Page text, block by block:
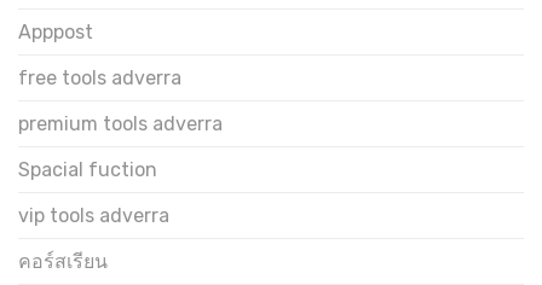
Apppost
free tools adverra
premium tools adverra
Spacial fuction
vip tools adverra
คอร์สเรียน